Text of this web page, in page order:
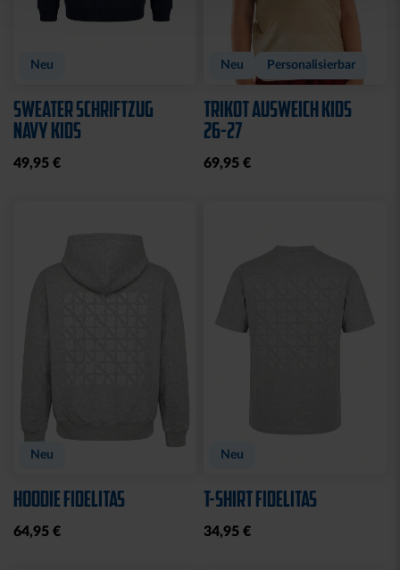
Neu
SWEATER SCHRIFTZUG
NAVY KIDS
49,95 €
Neu Personalisierbar
TRIKOT AUSWEICH KIDS
26-27
69,95 €
Neu
HOODIE FIDELITAS
64,95 €
Neu
T-SHIRT FIDELITAS
34,95 €